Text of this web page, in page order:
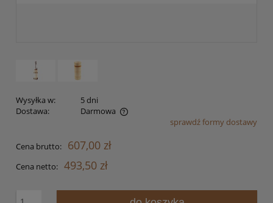
Wysyłka w:
5 dni
Dostawa:
Darmowa
Cena nie zawiera ewentualnych kosztów płatnościsprawdź formy dostawy
Cena brutto: 607,00 zł
Cena netto: 493,50 zł